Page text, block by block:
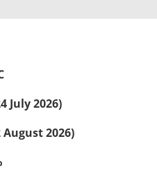
July 2026)
August 2026)